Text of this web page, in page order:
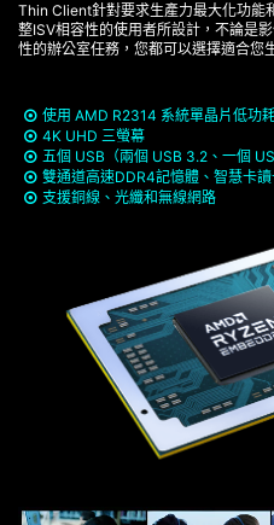
Thin Client針對要求生產力最大化功
整ISV相容性的使用者所設計，不論是
性的辦公室任務，您都可以選擇適合您
使用 AMD R2314 系統單晶片低功
4K UHD 三螢幕
五個 USB（兩個 USB 3.2、一個
雙通道高速DDR4記憶體、智慧卡
支援銅線、光纖和無線網路